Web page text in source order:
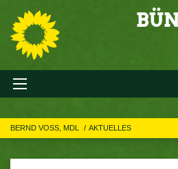
BERND VOSS, MDL AKTUELLES